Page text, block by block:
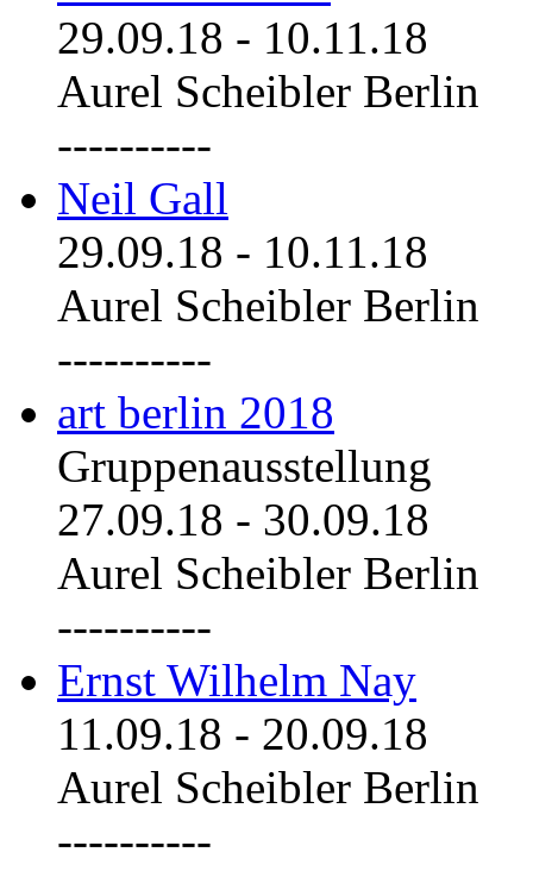
29.09.18 - 10.11.18
Aurel Scheibler Berlin
----------
Neil Gall
29.09.18 - 10.11.18
Aurel Scheibler Berlin
----------
art berlin 2018
Gruppenausstellung
27.09.18 - 30.09.18
Aurel Scheibler Berlin
----------
Ernst Wilhelm Nay
11.09.18 - 20.09.18
Aurel Scheibler Berlin
----------